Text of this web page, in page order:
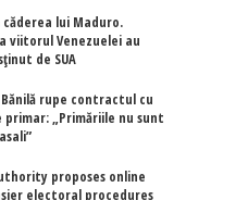
lui Maduro.
viitorul Venezuelei au
de SUA
Bănilă rupe contractul cu
primar: „Primăriile nu sunt
proposes online
electoral procedures